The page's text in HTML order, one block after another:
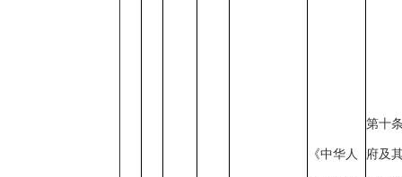
《中华人
第十
府及